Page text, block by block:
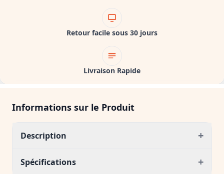
Retour facile sous 30 jours
Livraison Rapide
Informations sur le Produit
Description +
Spécifications +